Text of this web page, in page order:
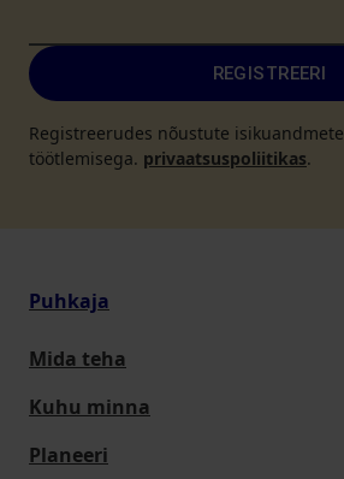
REGISTREERI
Registreerudes nõustute isikuandmete
töötlemisega. privaatsuspoliitikas.
Puhkaja
Mida teha
Kuhu minna
Planeeri